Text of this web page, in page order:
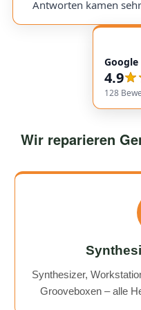
Antworten kamen
empfehlenswert! Very friendly and professional
communication.
service overall was
Highly
4.9
128
Wir reparieren
Synthesizer,
Grooveboxen – alle